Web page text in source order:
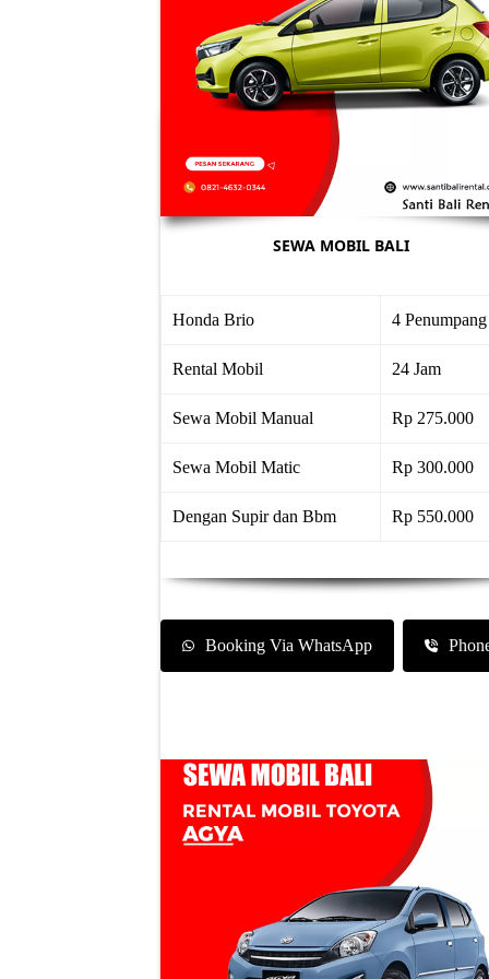
SEWA MOBIL BALI
Honda Brio 4 Penumpang
Rental Mobil 24 Jam
Sewa Mobil Manual Rp 275.000
Sewa Mobil Matic Rp 300.000
Dengan Supir dan Bbm Rp 550.000
Booking Via WhatsApp